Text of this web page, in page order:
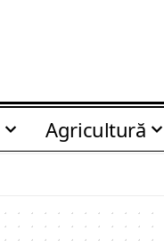
Agricultură